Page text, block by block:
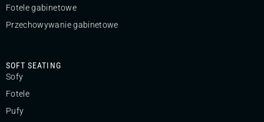
Fotele gabinetowe
Przechowywanie gabinetowe
SOFT SEATING
Sofy
Fotele
Pufy